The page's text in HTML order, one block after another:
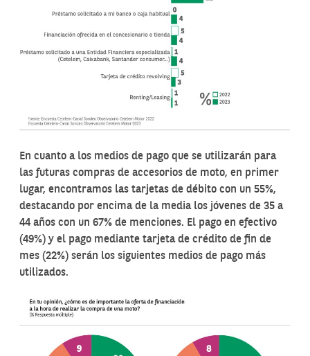
En cuanto a los medios de pago que se utilizarán para
las futuras compras de accesorios de moto, en primer
lugar, encontramos las tarjetas de débito con un 55%,
destacando por encima de la media los jóvenes de 35 a
44 años con un 67% de menciones. El pago en efectivo
(49%) y el pago mediante tarjeta de crédito de fin de
mes (22%) serán los siguientes medios de pago más
utilizados.